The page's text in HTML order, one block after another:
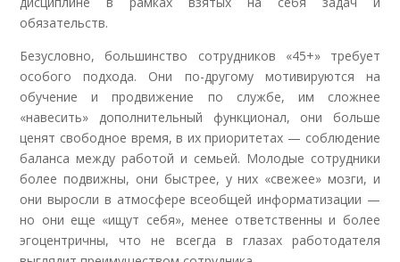
обязательств.
Безусловно, большинство сотрудников «45+» требует
особого подхода. Они по-другому мотивируются на
обучение и продвижение по службе, им сложнее
«навесить» дополнительный функционал, они больше
ценят свободное время, в их приоритетах — соблюдение
баланса между работой и семьей. Молодые сотрудники
более подвижны, они быстрее, у них «свежее» мозги, и
они выросли в атмосфере всеобщей информатизации —
но они еще «ищут себя», менее ответственны и более
эгоцентричны, что не всегда в глазах работодателя